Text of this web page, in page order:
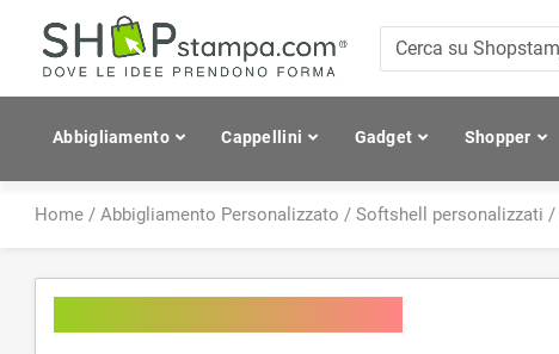
Abbigliamento Cappellini Gadget Shopper
Home / Abbigliamento Personalizzato / Softshell personalizzati /